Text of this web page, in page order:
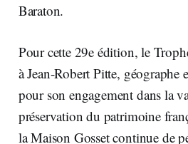
Baraton.
Pour cette 29e édition, le
à Jean-Robert Pitte, géographe
pour son engagement dans la
préservation du patrimoine
la Maison Gosset continue de